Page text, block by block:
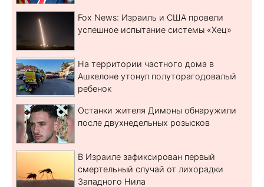
Fox News: Израиль и США провели
успешное испытание системы «Хец»
На территории частного дома в
Ашкелоне утонул полуторагодовалый
ребенок
Останки жителя Димоны обнаружили
после двухнедельных розысков
В Израиле зафиксирован первый
смертельный случай от лихорадки
Западного Нила